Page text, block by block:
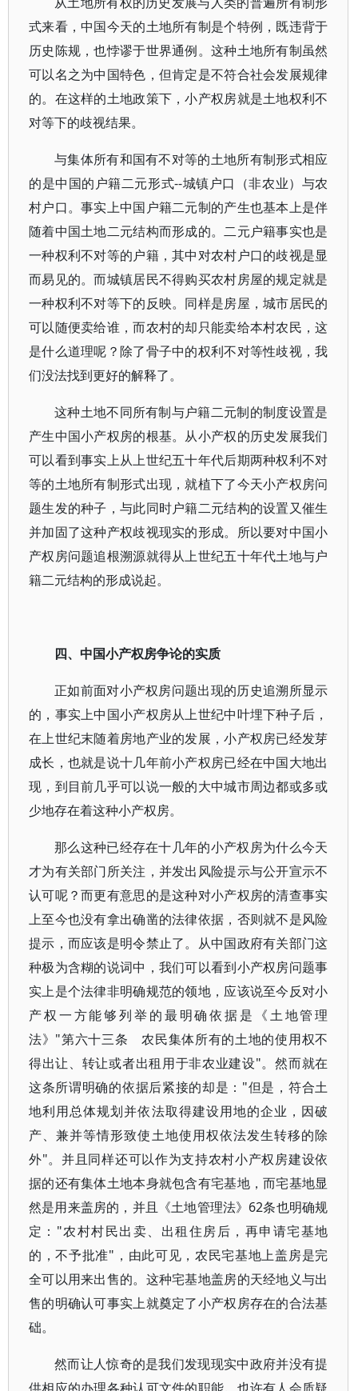
式来看，中国今天的土地所有制是个特例，既违背于
历史陈规，也悖谬于世界通例。这种土地所有制虽然
可以名之为中国特色，但肯定是不符合社会发展规律
的。在这样的土地政策下，小产权房就是土地权利不
对等下的歧视结果。
与集体所有和国有不对等的土地所有制形式相应
的是中国的户籍二元形式--城镇户口（非农业）与农
村户口。事实上中国户籍二元制的产生也基本上是伴
随着中国土地二元结构而形成的。二元户籍事实也是
一种权利不对等的户籍，其中对农村户口的歧视是显
而易见的。而城镇居民不得购买农村房屋的规定就是
一种权利不对等下的反映。同样是房屋，城市居民的
可以随便卖给谁，而农村的却只能卖给本村农民，这
是什么道理呢？除了骨子中的权利不对等性歧视，我
们没法找到更好的解释了。
这种土地不同所有制与户籍二元制的制度设置是
产生中国小产权房的根基。从小产权的历史发展我们
可以看到事实上从上世纪五十年代后期两种权利不对
等的土地所有制形式出现，就植下了今天小产权房问
题生发的种子，与此同时户籍二元结构的设置又催生
并加固了这种产权歧视现实的形成。所以要对中国小
产权房问题追根溯源就得从上世纪五十年代土地与户
籍二元结构的形成说起。
四、中国小产权房争论的实质
正如前面对小产权房问题出现的历史追溯所显示
的，事实上中国小产权房从上世纪中叶埋下种子后，
在上世纪末随着房地产业的发展，小产权房已经发芽
成长，也就是说十几年前小产权房已经在中国大地出
现，到目前几乎可以说一般的大中城市周边都或多或
少地存在着这种小产权房。
那么这种已经存在十几年的小产权房为什么今天
才为有关部门所关注，并发出风险提示与公开宣示不
认可呢？而更有意思的是这种对小产权房的清查事实
上至今也没有拿出确凿的法律依据，否则就不是风险
提示，而应该是明令禁止了。从中国政府有关部门这
种极为含糊的说词中，我们可以看到小产权房问题事
实上是个法律非明确规范的领地，应该说至今反对小
产权一方能够列举的最明确依据是《土地管理
法》"第六十三条 农民集体所有的土地的使用权不
得出让、转让或者出租用于非农业建设"。然而就在
这条所谓明确的依据后紧接的却是："但是，符合土
地利用总体规划并依法取得建设用地的企业，因破
产、兼并等情形致使土地使用权依法发生转移的除
外"。并且同样还可以作为支持农村小产权房建设依
据的还有集体土地本身就包含有宅基地，而宅基地显
然是用来盖房的，并且《土地管理法》62条也明确规
定："农村村民出卖、出租住房后，再申请宅基地
的，不予批准"，由此可见，农民宅基地上盖房是完
全可以用来出售的。这种宅基地盖房的天经地义与出
售的明确认可事实上就奠定了小产权房存在的合法基
础。
然而让人惊奇的是我们发现现实中政府并没有提